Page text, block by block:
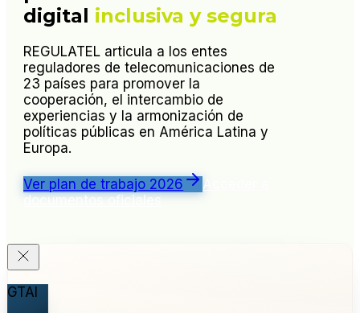
digital inclusiva y segura
REGULATEL articula a los entes
reguladores de telecomunicaciones de
23 países para promover la
cooperación, el intercambio de
experiencias y la armonización de
políticas públicas en América Latina y
Europa.
Ver plan de trabajo 2026
Acceder a
documentos oficiales
GTAI